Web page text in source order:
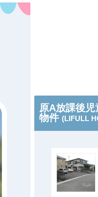
原A放課後
物件 (LIFULL